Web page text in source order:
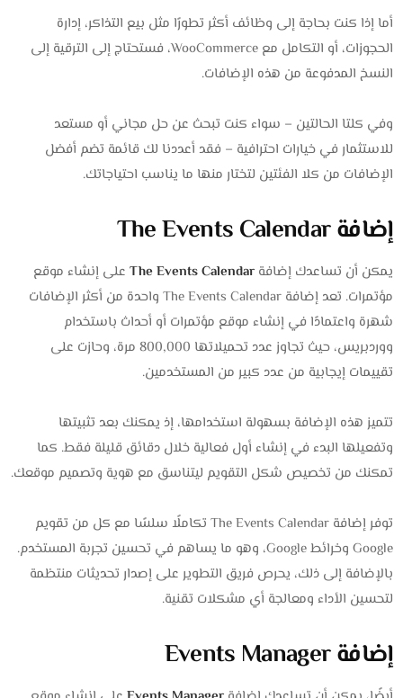
أما إذا كنت بحاجة إلى وظائف أكثر تطورًا مثل بيع التذاكر، إدارة
الحجوزات، أو التكامل مع WooCommerce، فستحتاج إلى الترقية إلى
النسخ المدفوعة من هذه الإضافات.
وفي كلتا الحالتين – سواء كنت تبحث عن حل مجاني أو مستعد
للاستثمار في خيارات احترافية – فقد أعددنا لك قائمة تضم أفضل
الإضافات من كلا الفئتين لتختار منها ما يناسب احتياجاتك.
إضافة The Events Calendar
يمكن أن تساعدك إضافةThe Events Calendar على إنشاء موقع
مؤتمرات. تعد إضافة The Events Calendar واحدة من أكثر الإضافات
شهرة واعتمادًا في إنشاء موقع مؤتمرات أو أحداث باستخدام
ووردبريس، حيث تجاوز عدد تحميلاتها 800,000 مرة، وحازت على
تقييمات إيجابية من عدد كبير من المستخدمين.
تتميز هذه الإضافة بسهولة استخدامها، إذ يمكنك بعد تثبيتها
وتفعيلها البدء في إنشاء أول فعالية خلال دقائق قليلة فقط. كما
تمكنك من تخصيص شكل التقويم ليتناسق مع هوية وتصميم موقعك.
توفر إضافة The Events Calendar تكاملًا سلسًا مع كل من تقويم
Google وخرائط Google، وهو ما يساهم في تحسين تجربة المستخدم.
بالإضافة إلى ذلك، يحرص فريق التطوير على إصدار تحديثات منتظمة
لتحسين الأداء ومعالجة أي مشكلات تقنية.
إضافة Events Manager